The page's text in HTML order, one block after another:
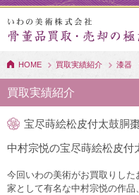
HOME 買取実績紹介 漆器
買取実績紹介
宝尽蒔絵松皮付太鼓胴
中村宗悦の宝尽蒔絵松皮付
今回いわの美術がお買取りした
家として有名な中村宗悦の作品